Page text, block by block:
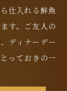
仕入れる鮮魚
す。ご友人の
ディナーデー
っておきの一